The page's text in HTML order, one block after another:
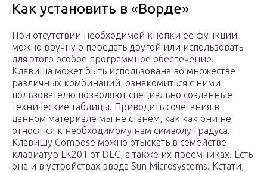
Как установить в «Ворде»
При отсутствии необходимой кнопки ее функции
можно вручную передать другой или использовать
для этого особое программное обеспечение.
Клавиша может быть использована во множестве
различных комбинаций, ознакомиться с ними
пользователю позволяют специально созданные
технические таблицы. Приводить сочетания в
данном материале мы не станем, как как они не
относятся к необходимому нам символу градуса.
Клавишу Compose можно отыскать в семействе
клавиатур LK201 от DEC, а также их преемниках. Есть
она и в устройствах ввода Sun Microsystems. Кстати,